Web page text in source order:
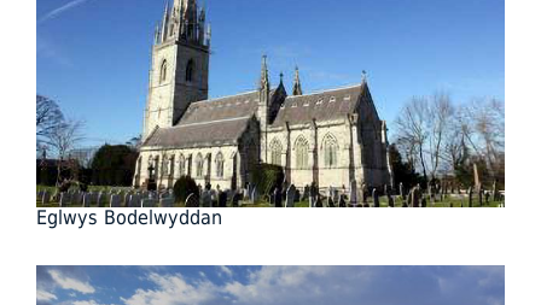
Eglwys Bodelwyddan